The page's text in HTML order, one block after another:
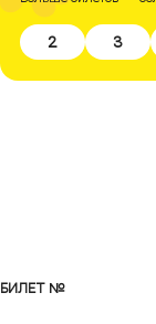
2 3
БИЛЕТ №